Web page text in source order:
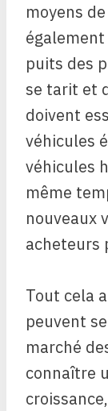
moyens
puits des
se tarit et
doivent
véhicules
véhicules
même
nouveaux
acheteurs
Tout cela
peuvent
marché
connaître